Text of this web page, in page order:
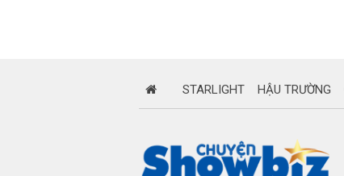
STARLIGHT HẬU TRƯỜNG